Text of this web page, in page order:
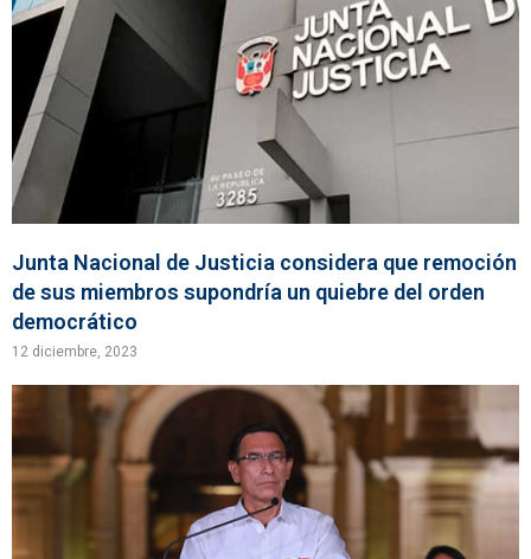
Junta Nacional de Justicia considera que remoción
de sus miembros supondría un quiebre del orden
democrático
12 diciembre, 2023